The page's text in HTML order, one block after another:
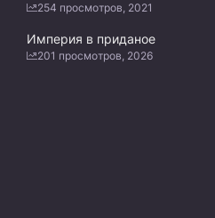
254 просмотров, 2021
Империя в приданое
201 просмотров, 2026